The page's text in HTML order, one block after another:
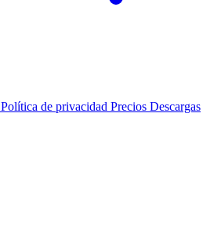
Política de privacidad Precios Descargas